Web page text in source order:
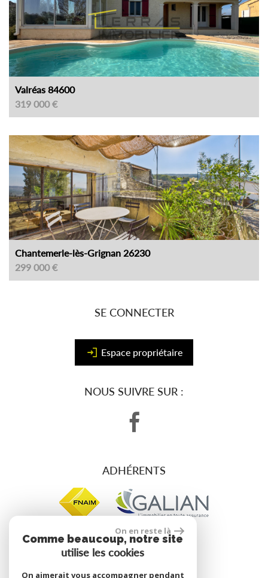
Valréas 84600
319 000 €
Chantemerle-lès-Grignan 26230
299 000 €
NOUS SUIVRE SUR :
ADHÉRENTS
SE CONNECTER
Espace propriétaire
site réalisé par
On en reste là
Comme beaucoup, notre site
utilise les cookies
On aimerait vous accompagner pendant